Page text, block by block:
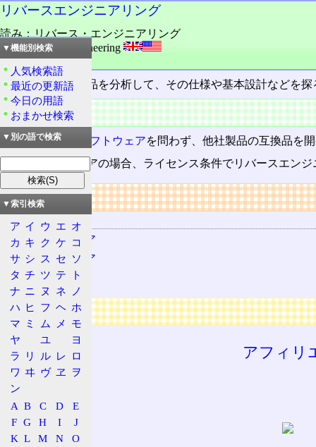
リバースエンジニアリング
読み：リバース・エンジニアリング
外語：reverse engineering
品詞：さ変名詞
ある完成品の製品を分析して、その仕様や基本設計などを探
概要
ハードウェア ソフトウェアを問わず、他社製品の互換品を
製品ソフトウェアの場合、ライセンス条件でリバースエン
リンク
関連する用語
ハードウェア
ソフトウェア
互換性
広告
アフィリ
▼機能別検索
人気検索語
最近の更新語
今日の用語
おまかせ検索
▼別の語で検索
▼索引検索
ア イ ウ エ オ
カ キ ク ケ コ
サ シ ス セ ソ
タ チ ツ テ
ト
ナ ニ ヌ ネ
ノ
ハ ヒ フ ヘ ホ
マ ミ ム メ
モ
ヤ
ユ
ヨ
ラ
リ ル レ ロ
ワ ヰ ヴ ヱ
ヲ
ン
A B C D
E
F G H I
J
K L M N
O